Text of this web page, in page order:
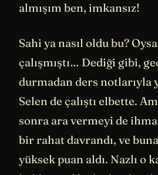
almışım ben, imkansız!
Sahi ya nasıl oldu bu?
çalışmıştı… Dediği gibi,
durmadan ders notlarıyla
Selen de çalıştı elbette.
sonra ara vermeyi de
bir rahat davrandı, ve
yüksek puan aldı. Nazlı o